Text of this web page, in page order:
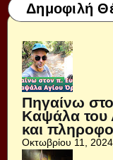
Δημοφιλή
Πηγαίνω
Καψάλα του
και
Οκτωβρίου 11, 2024